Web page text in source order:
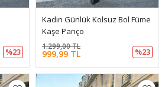
%23
Kadın Günlük Kolsuz Bol Füme
Kaşe Panço
999,99 TL
1.299,00 TL
%23